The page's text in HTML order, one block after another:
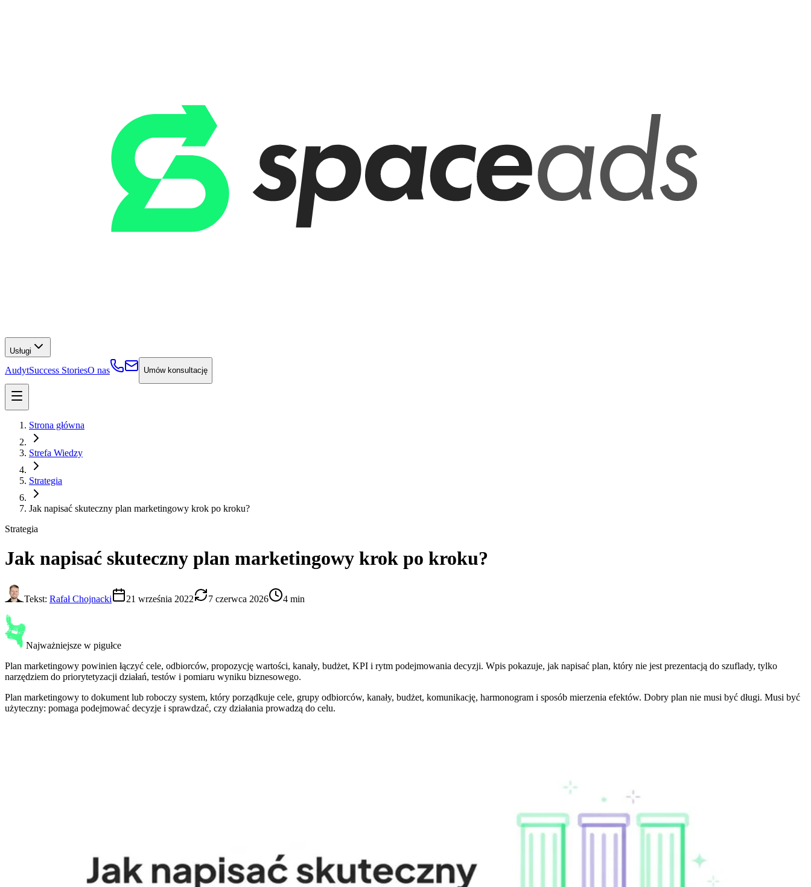
Usługi
AudytSuccess StoriesO nas Umów konsultację
Strona główna
Strefa Wiedzy
Strategia
Jak napisać skuteczny plan marketingowy krok po kroku?
Strategia
Jak napisać skuteczny plan marketingowy krok po kroku?
Tekst: Rafał Chojnacki 21 września 2022 7 czerwca 2026 4 min
Najważniejsze w pigułce
Plan marketingowy powinien łączyć cele, odbiorców, propozycję wartości, kanały, budżet, KPI i rytm podejmowania decyzji. Wpis pokazuje, jak napisać plan, który nie jest prezentacją do szuflady, tylko
narzędziem do priorytetyzacji działań, testów i pomiaru wyniku biznesowego.
Plan marketingowy to dokument lub roboczy system, który porządkuje cele, grupy odbiorców, kanały, budżet, komunikację, harmonogram i sposób mierzenia efektów. Dobry plan nie musi być długi. Musi być
użyteczny: pomaga podejmować decyzje i sprawdzać, czy działania prowadzą do celu.